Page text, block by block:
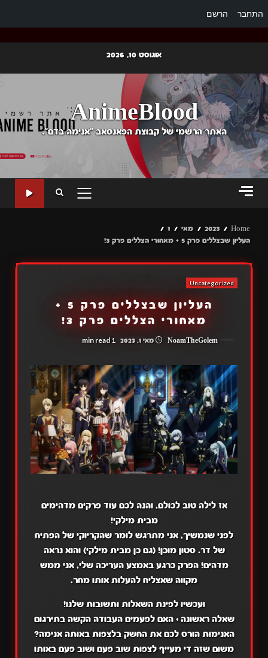
התחבר הרשם
content
אוגוסט 10, 2026
AnimeBlood
האתר הרשמי של קבוצת הפאנסאב "אנימה בדם".
PRIMARY
Home
2023 מאי
1
העליון שבצללים פרק 5 + מאחורי הצללים פרק 3!
Uncategorized
העליון שבצללים פרק 5 +
מאחורי הצללים פרק 3!
מאי 1, 2023 1 min read
אז לילה טוב לכולם, והנה לכם עוד פרקים מדהימים
מבית מילקי!
לפני שנמשיך, אני מתרגש לומר שהקריוקי של הפתיח
של דר. סטון מוכן! (גם כן מבית מילקי) והוא נראה
מדהים! הפרק כרגע באמצע העריכה שלי, אני ממש
מקווה שאצליח להעלות אותו מחר.
ועכשיו לפינתהשאלות ותשובות שלנו!
שאלה ראשונה >האם לפעמים העבודה הקשה בתירגום
האנימות הורס לכם את החשק בלצפות באותה אנימה?
משום שזה די מעייף לצפות שוב פעם ושוב פעם באותו